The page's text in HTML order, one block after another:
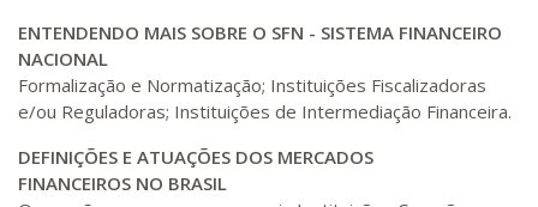
240 H
R$ 1.189,66
260 H 33 dias 90dias
R$ 1.288,78
ENTENDENDO MAIS SOBRE O SFN - SISTEMA FINANCEIRO
NACIONAL
Formalização e Normatização; Instituições Fiscalizadoras
e/ou Reguladoras; Instituições de Intermediação Financeira.
DEFINIÇÕES E ATUAÇÕES DOS MERCADOS
FINANCEIROS NO BRASIL